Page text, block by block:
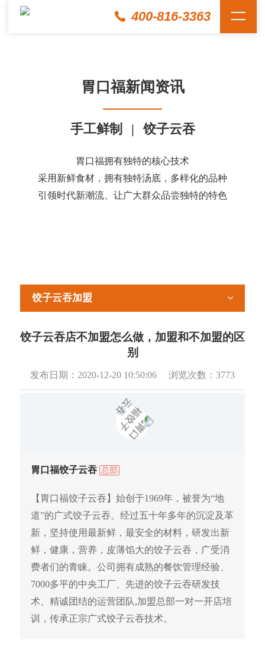
400-816-3363
胃口福新闻资讯
手工鲜制 | 饺子云吞
胃口福拥有独特的核心技术
采用新鲜食材，拥有独特汤底，多样化的品种
引领时代新潮流、让广大群众品尝独特的特色
饺子云吞加盟
饺子云吞店不加盟怎么做，加盟和不加盟的区
别
发布日期： 2020-12-20 10:50:06 浏览次数： 3773
胃口福饺子云吞 总部
【胃口福饺子云吞】始创于1969年，被誉为“地
道”的广式饺子云吞。经过五十年多年的沉淀及革
新，坚持使用最新鲜，最安全的材料，研发出新
鲜，健康，营养，皮薄馅大的饺子云吞，广受消
费者们的青睐。公司拥有成熟的餐饮管理经验、
7000多平的中央工厂、先进的饺子云吞研发技
术、精诚团结的运营团队,加盟总部一对一开店培
训，传承正宗广式饺子云吞技术。